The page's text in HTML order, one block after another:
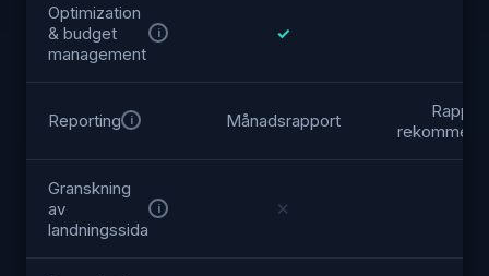
Optimization
& budget
management
i ✓
Reporting i Månadsrapport
Granskning
av
landningssida
i ✕